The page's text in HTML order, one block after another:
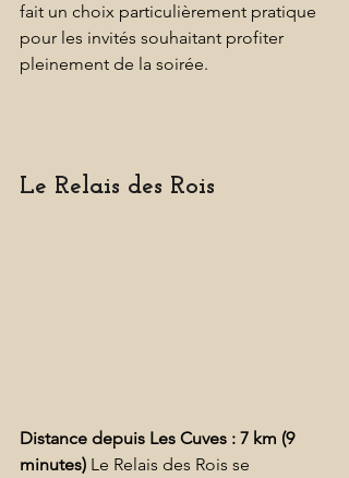
fait un choix particulièrement pratique
pour les invités souhaitant profiter
pleinement de la soirée.
Le Relais des Rois
Distance depuis Les Cuves : 7 km (9
minutes) Le Relais des Rois se